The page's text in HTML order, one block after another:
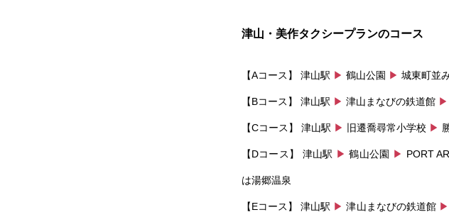
津山・美作タクシープランのコース
【Aコース】 津山駅 ▶ 鶴山公園 ▶ 城東町並
【Bコース】 津山駅 ▶ 津山まなびの鉄道館 ▶
【Cコース】 津山駅 ▶ 旧遷喬尋常小学校 ▶
【Dコース】 津山駅 ▶ 鶴山公園 ▶ PORT
は湯郷温泉
【Eコース】 津山駅 ▶ 津山まなびの鉄道館 ▶